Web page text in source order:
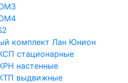
комплект Лан Юнион
стационарные
настенные
выдвижные